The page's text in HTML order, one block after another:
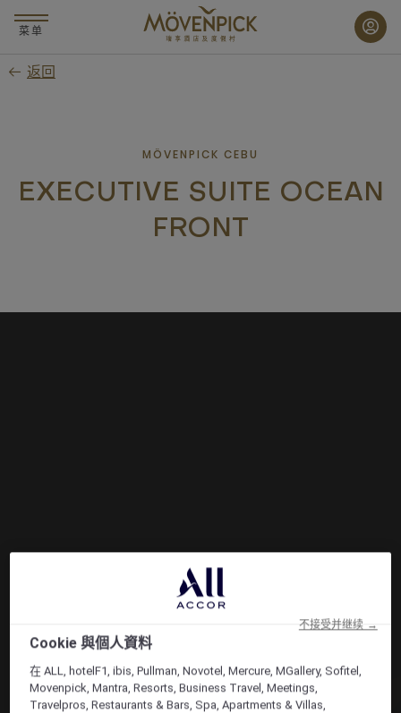
要
菜单
返回
MÖVENPICK CEBU
EXECUTIVE SUITE OCEAN
FRONT
Cookie 與個人資料
在 ALL, hotelF1, ibis, Pullman, Novotel, Mercure, MGallery, Sofitel,
Movenpick, Mantra, Resorts, Business Travel, Meetings,
Travelpros, Restaurants & Bars, Spa, Apartments & Villas,
不接受并继续 →